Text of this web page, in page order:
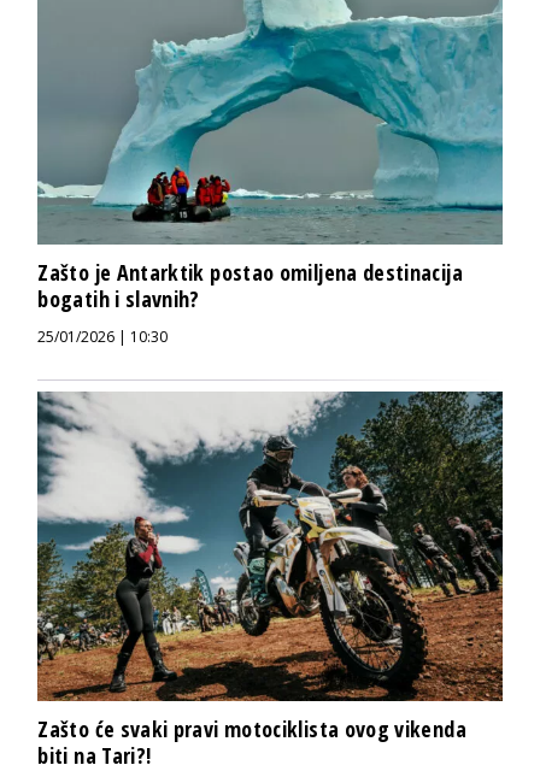
Zašto je Antarktik postao omiljena destinacija
bogatih i slavnih?
25/01/2026 | 10:30
Zašto će svaki pravi motociklista ovog vikenda
biti na Tari?!